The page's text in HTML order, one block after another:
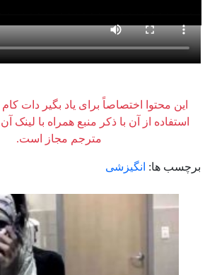
این محتوا اختصاصاً برای یاد بگیر دات
استفاده از آن با ذکر منبع همراه با لینک
مترجم مجاز است.
برچسب ها: انگیزشی